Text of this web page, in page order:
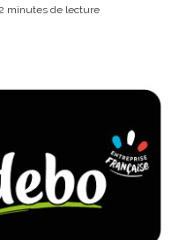
2 minutes de lecture